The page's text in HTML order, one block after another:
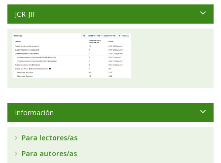
JCR-JIF
Información
Para lectores/as
Para autores/as